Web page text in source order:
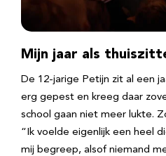
Mijn jaar als
De 12-jarige Petijn zit al een
erg gepest en kreeg daar
school gaan niet meer lukte.
“Ik voelde eigenlijk een heel
mij begreep, alsof niemand